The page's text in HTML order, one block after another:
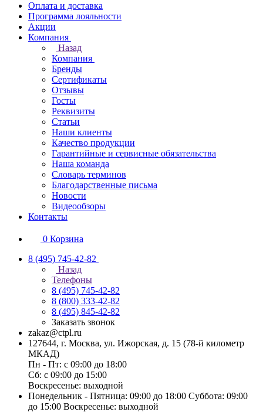
Оплата и доставка
Программа лояльности
Акции
Компания
Назад
Компания
Бренды
Сертификаты
Отзывы
Госты
Реквизиты
Статьи
Наши клиенты
Качество продукции
Гарантийные и сервисные обязательства
Наша команда
Словарь терминов
Благодарственные письма
Новости
Видеообзоры
Контакты
0 Корзина
8 (495) 745-42-82
Назад
Телефоны
8 (495) 745-42-82
8 (800) 333-42-82
8 (495) 845-42-82
Заказать звонок
zakaz@ctpl.ru
127644, г. Москва, ул. Ижорская, д. 15 (78-й километр
МКАД)
Пн - Пт: с 09:00 до 18:00
Сб: с 09:00 до 15:00
Воскресенье: выходной
Понедельник - Пятница: 09:00 до 18:00 Суббота: 09:00
до 15:00 Воскресенье: выходной